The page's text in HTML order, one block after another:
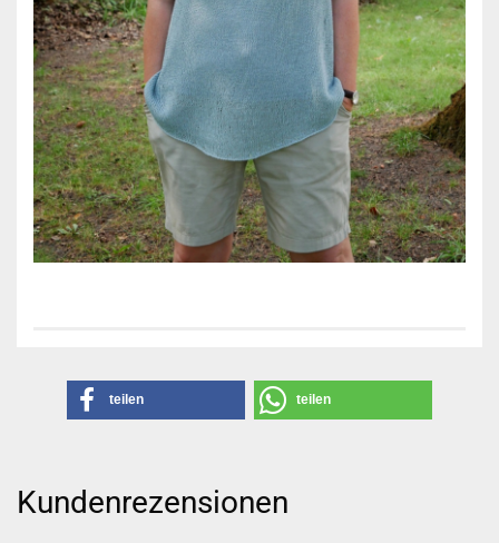
teilen teilen
Kundenrezensionen